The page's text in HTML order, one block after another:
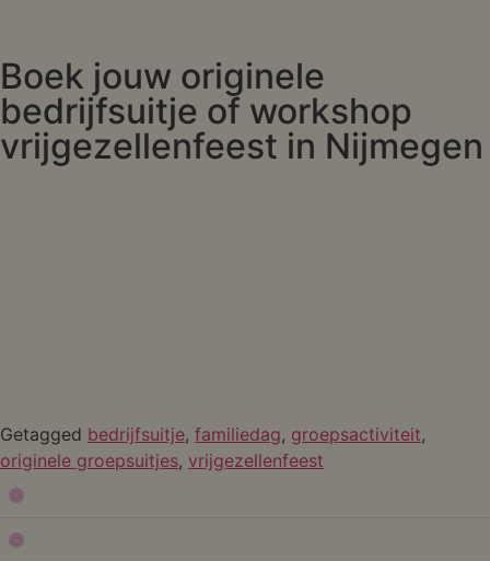
Boek jouw originele
bedrijfsuitje of workshop
vrijgezellenfeest in Nijmegen
Getagged bedrijfsuitje, familiedag, groepsactiviteit,
originele groepsuitjes, vrijgezellenfeest